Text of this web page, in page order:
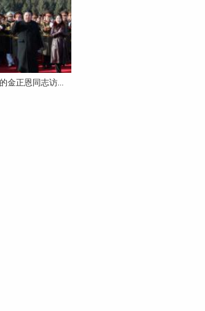
金正恩同志访...